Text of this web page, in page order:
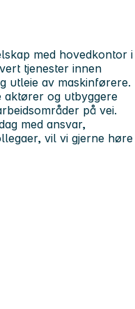
med hovedkontor i
tjenester innen
utleie av maskinførere.
og utbyggere
på vei.
med ansvar,
vil vi gjerne høre